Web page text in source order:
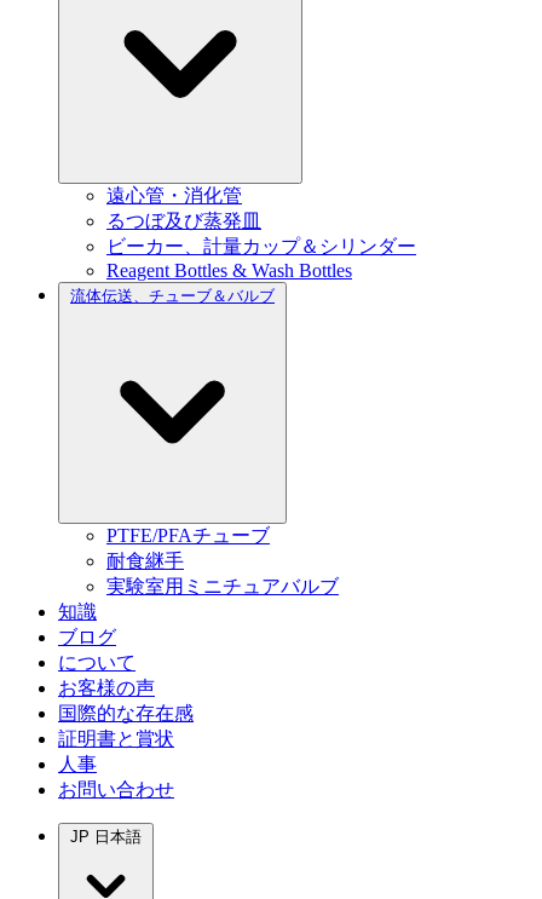
遠心管・消化管
るつぼ及び蒸発皿
ビーカー、計量カップ＆シリンダー
Reagent Bottles & Wash Bottles
流体伝送、チューブ＆バルブ
PTFE/PFAチューブ
耐食継手
実験室用ミニチュアバルブ
知識
ブログ
について
お客様の声
国際的な存在感
証明書と賞状
人事
お問い合わせ
JP 日本語